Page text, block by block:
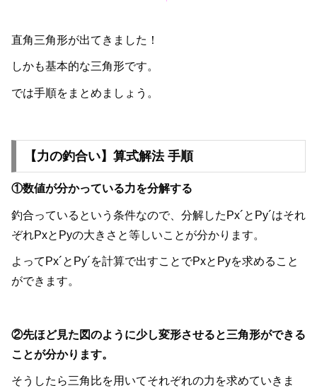
直角三角形が出てきました！
しかも基本的な三角形です。
では手順をまとめましょう。
【力の釣合い】算式解法 手順
①数値が分かっている力を分解する
釣合っているという条件なので、分解したPx´とPy´はそれ
ぞれPxとPyの大きさと等しいことが分かります。
よってPx´とPy´を計算で出すことでPxとPyを求めること
ができます。
②先ほど見た図のように少し変形させると三角形ができる
ことが分かります。
そうしたら三角比を用いてそれぞれの力を求めていきま